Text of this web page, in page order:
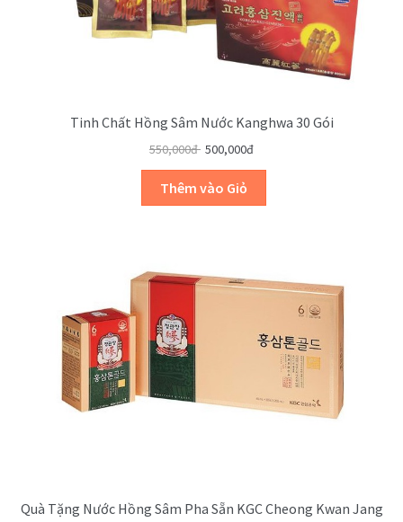
Tinh Chất Hồng Sâm Nước Kanghwa 30 Gói
550,000đ 500,000đ
Quà Tặng Nước Hồng Sâm Pha Sẵn KGC Cheong Kwan Jang